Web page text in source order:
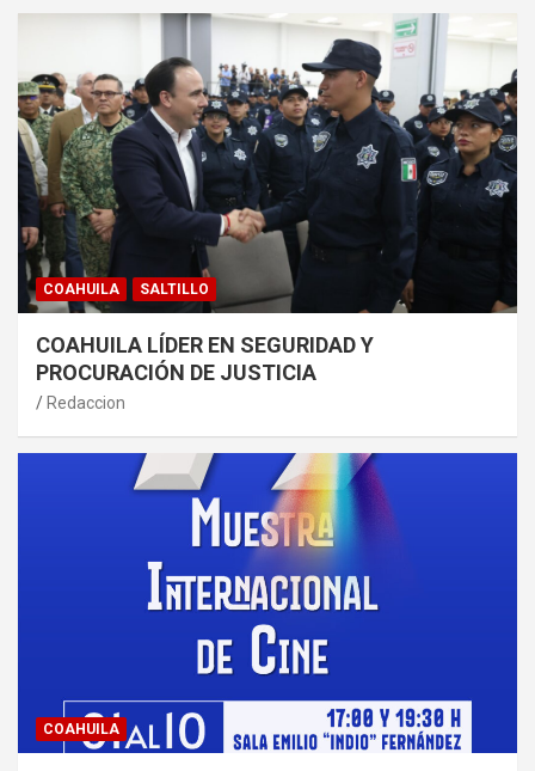
COAHUILA SALTILLO
COAHUILA LÍDER EN SEGURIDAD Y
PROCURACIÓN DE JUSTICIA
Redaccion
COAHUILA